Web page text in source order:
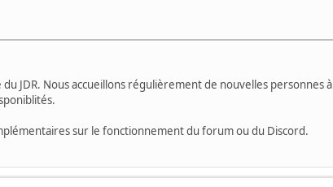
JDR. Nous accueillons régulièrement de nouvelles personnes
sur le fonctionnement du forum ou du Discord.